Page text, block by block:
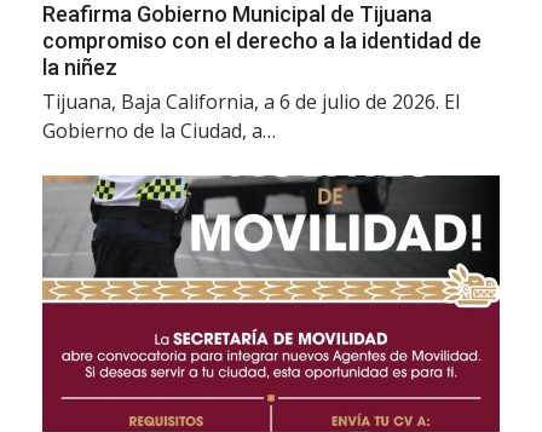
Reafirma Gobierno Municipal de Tijuana
compromiso con el derecho a la identidad de
la niñez
Tijuana, Baja California, a 6 de julio de 2026. El
Gobierno de la Ciudad, a…